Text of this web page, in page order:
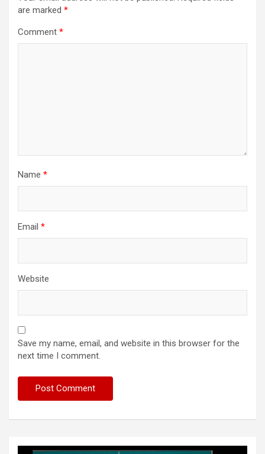
are marked *
Comment *
Name *
Email *
Website
Save my name, email, and website in this browser for the
next time I comment.